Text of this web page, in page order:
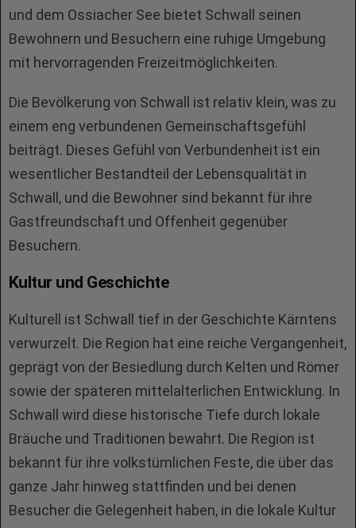
und dem Ossiacher See bietet Schwall seinen
Bewohnern und Besuchern eine ruhige Umgebung
mit hervorragenden Freizeitmöglichkeiten.
Die Bevölkerung von Schwall ist relativ klein, was zu
einem eng verbundenen Gemeinschaftsgefühl
beiträgt. Dieses Gefühl von Verbundenheit ist ein
wesentlicher Bestandteil der Lebensqualität in
Schwall, und die Bewohner sind bekannt für ihre
Gastfreundschaft und Offenheit gegenüber
Besuchern.
Kultur und Geschichte
Kulturell ist Schwall tief in der Geschichte Kärntens
verwurzelt. Die Region hat eine reiche Vergangenheit,
geprägt von der Besiedlung durch Kelten und Römer
sowie der späteren mittelalterlichen Entwicklung. In
Schwall wird diese historische Tiefe durch lokale
Bräuche und Traditionen bewahrt. Die Region ist
bekannt für ihre volkstümlichen Feste, die über das
ganze Jahr hinweg stattfinden und bei denen
Besucher die Gelegenheit haben, in die lokale Kultur